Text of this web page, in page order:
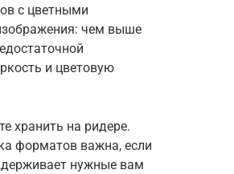
с цветными
чем выше
и цветовую
хранить на ридере.
форматов важна, если
нужные вам